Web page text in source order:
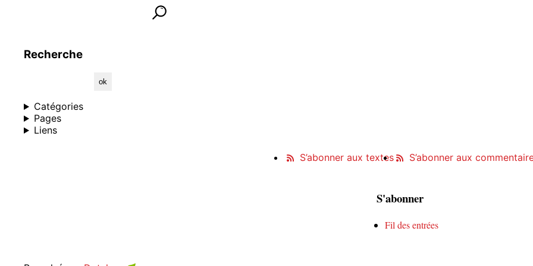
Recherche
Catégories
Pages
Liens
S’abonner aux textes S’abonner aux
S'abonner
Fil des entrées